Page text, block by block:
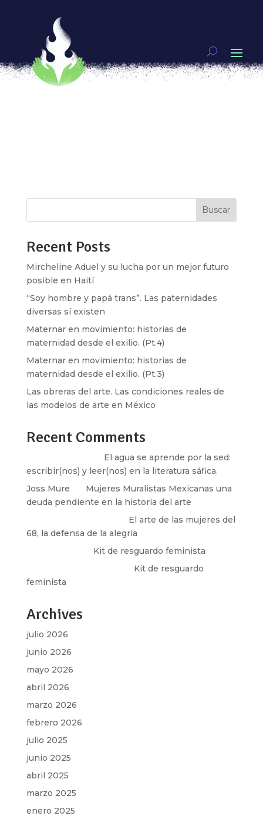
¿Y la propuestas de género en las elecciones
2021?
porytzelmaya Mujeres guerreras
[vc_row type=»in_container»
Buscar
Recent Posts
Mircheline Aduel y su lucha por un mejor futuro
posible en Haití
“Soy hombre y papá trans”. Las paternidades
diversas sí existen
Maternar en movimiento: historias de
maternidad desde el exilio. (Pt.4)
Maternar en movimiento: historias de
maternidad desde el exilio. (Pt.3)
Las obreras del arte. Las condiciones reales de
las modelos de arte en México
Recent Comments
El agua se aprende por la sed:
escribir(nos) y leer(nos) en la literatura sáfica.
Joss Mure
Mujeres Muralistas Mexicanas una
deuda pendiente en la historia del arte
El arte de las mujeres del
68, la defensa de la alegría
Kit de resguardo feminista
Kit de resguardo
feminista
Archives
julio 2026
junio 2026
mayo 2026
abril 2026
marzo 2026
febrero 2026
julio 2025
junio 2025
abril 2025
marzo 2025
enero 2025